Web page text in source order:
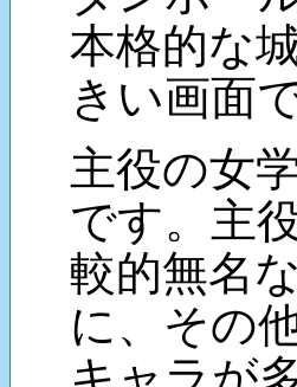
本格的な
きい画面
主役の女
です。主
較的無名
に、その